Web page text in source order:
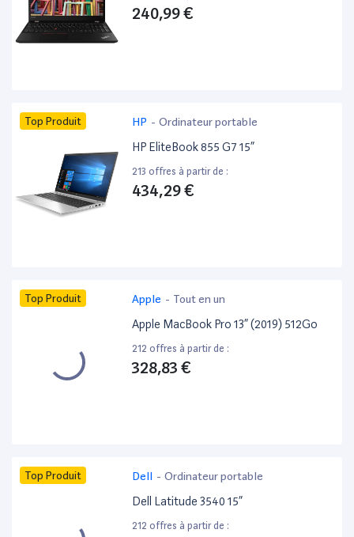
240,99 €
Top Produit HP - Ordinateur portable
HP EliteBook 855 G7 15”
213 offres à partir de :
434,29 €
Top Produit Apple - Tout en un
Apple MacBook Pro 13” (2019) 512Go
212 offres à partir de :
328,83 €
Top Produit Dell - Ordinateur portable
Dell Latitude 3540 15”
212 offres à partir de :